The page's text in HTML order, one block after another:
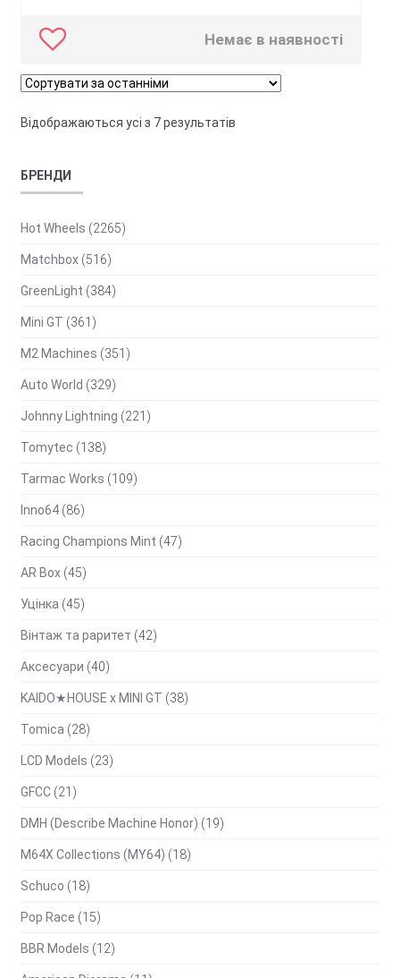
Немає в наявності
Відображаються усі з 7 результатівСортовано
БРЕНДИ
Hot Wheels (2265)
Matchbox (516)
GreenLight (384)
Mini GT (361)
M2 Machines (351)
Auto World (329)
Johnny Lightning (221)
Tomytec (138)
Tarmac Works (109)
Inno64 (86)
Racing Champions Mint (47)
AR Box (45)
Уцінка (45)
Вінтаж та раритет (42)
Аксесуари (40)
KAIDO★HOUSE x MINI GT (38)
Tomica (28)
LCD Models (23)
GFCC (21)
DMH (Describe Machine Honor) (19)
M64X Collections (MY64) (18)
Schuco (18)
Pop Race (15)
BBR Models (12)